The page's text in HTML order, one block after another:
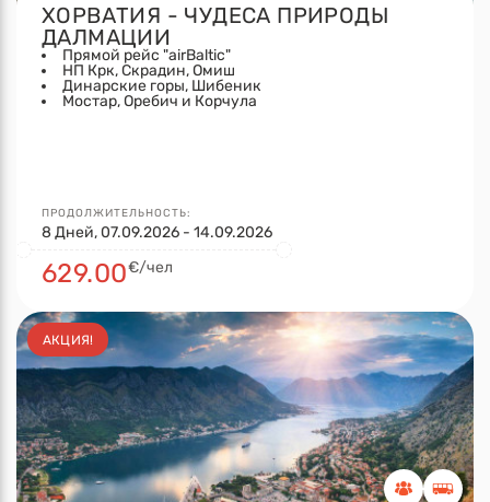
ХОРВАТИЯ - ЧУДЕСА ПРИРОДЫ
ДАЛМАЦИИ
Прямой рейс "airBaltic"
НП Крк, Скрадин, Омиш
Динарские горы, Шибеник
Мостар, Оребич и Корчула
ПРОДОЛЖИТЕЛЬНОСТЬ:
8 Дней, 07.09.2026 - 14.09.2026
629.00€/чел
АКЦИЯ!